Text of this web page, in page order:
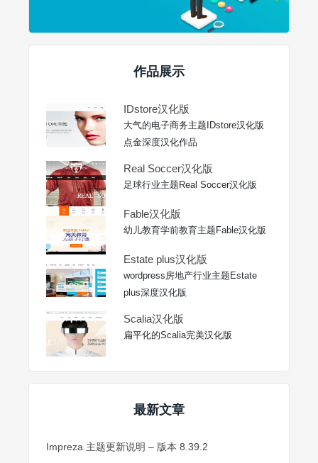
作品展示
IDstore汉化版
大气的电子商务主题IDstore汉化版
点金深度汉化作品
Real Soccer汉化版
足球行业主题Real Soccer汉化版
Fable汉化版
幼儿教育学前教育主题Fable汉化版
Estate plus汉化版
wordpress房地产行业主题Estate
plus深度汉化版
Scalia汉化版
扁平化的Scalia完美汉化版
最新文章
Impreza 主题更新说明 – 版本 8.39.2